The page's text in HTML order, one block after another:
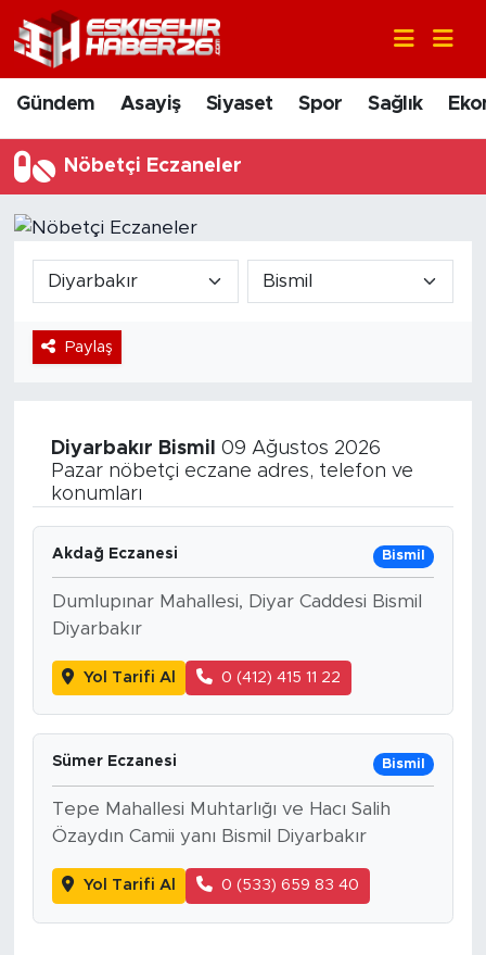
Gündem Asayiş Siyaset Spor Sağlık
Nöbetçi Eczaneler
Paylaş
Diyarbakır Bismil
09 Ağustos 2026
Pazar nöbetçi eczane adres, telefon ve
konumları
Akdağ Eczanesi Bismil
Dumlupınar Mahallesi, Diyar Caddesi Bismil
Diyarbakır
Yol Tarifi Al 0 (412) 415 11 22
Sümer Eczanesi Bismil
Tepe Mahallesi Muhtarlığı ve Hacı Salih
Özaydın Camii yanı Bismil Diyarbakır
Yol Tarifi Al 0 (533) 659 83 40
Gündem
Asayiş
Siyaset
Sağlık
Ekonomi
Sanat
Bölge
Teknoloji
Magazin
Dünya
Nöbetçi Eczaneler
Hava Durumu
Trafik Durumu
Tüm Manşetler
Son Dakika Haberleri